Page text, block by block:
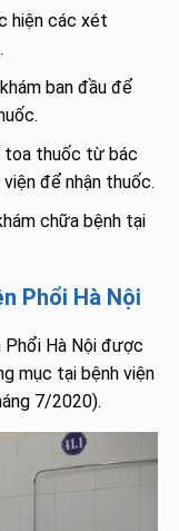
hiện các xét
ban đầu để
toa thuốc từ bác
để nhận thuốc.
chữa bệnh tại
Phổi Hà Nội
Phổi Hà Nội được
mục tại bệnh viện
7/2020).